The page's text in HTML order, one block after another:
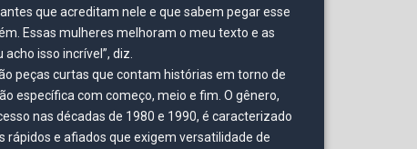
que acreditam nele e que sabem pegar esse
Essas mulheres melhoram o meu texto e as
acho isso incrível”, diz.
peças curtas que contam histórias em torno de
específica com começo, meio e fim. O gênero,
nas décadas de 1980 e 1990, é caracterizado
rápidos e afiados que exigem versatilidade de